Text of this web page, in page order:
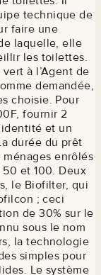
technique de
faire une
laquelle, elle
les toilettes.
à l’Agent de
demandée,
choisie. Pour
fournir 2
et un
durée du prêt
enrôlés
et 100. Deux
le Biofilter, qui
; ceci
de 30% sur le
sous le nom
la technologie
simples pour
Le système